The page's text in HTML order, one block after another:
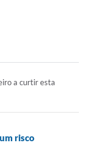
a curtir esta
risco